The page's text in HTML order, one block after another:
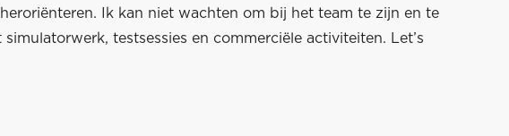
Ik kan niet wachten om bij het team te zijn en te
testsessies en commerciële activiteiten. Let’s